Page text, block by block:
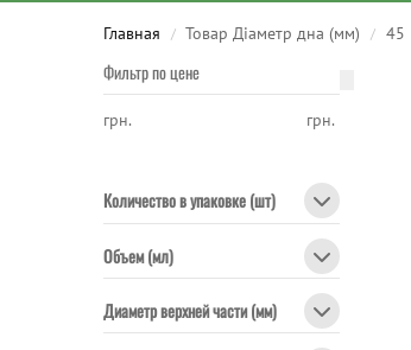
Главная / Товар Діаметр дна (мм) / 45
Фильтр по цене
грн. грн.
Количество в упаковке (шт)
Объем (мл)
Диаметр верхней части (мм)